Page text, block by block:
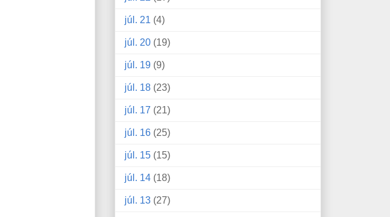
júl. 21 (4)
júl. 20 (19)
júl. 19 (9)
júl. 18 (23)
júl. 17 (21)
júl. 16 (25)
júl. 15 (15)
júl. 14 (18)
júl. 13 (27)